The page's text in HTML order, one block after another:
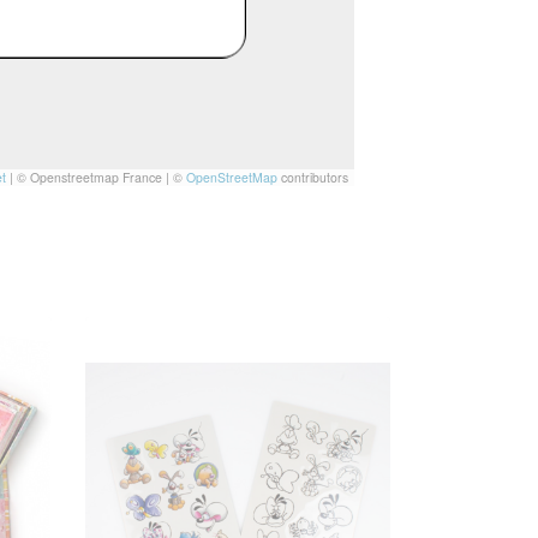
| © Openstreetmap France | © OpenStreetMapcontributors